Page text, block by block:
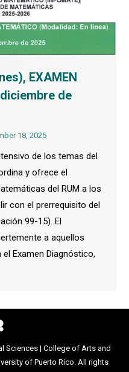
EXAMEN
diciembre de
18, 2025
de los temas del
y ofrece el
del RUM a los
con el prerrequisito del
99-15). El
a aquellos
Examen Diagnóstico,
Sciences| College of Arts and
of Puerto Rico. All rights